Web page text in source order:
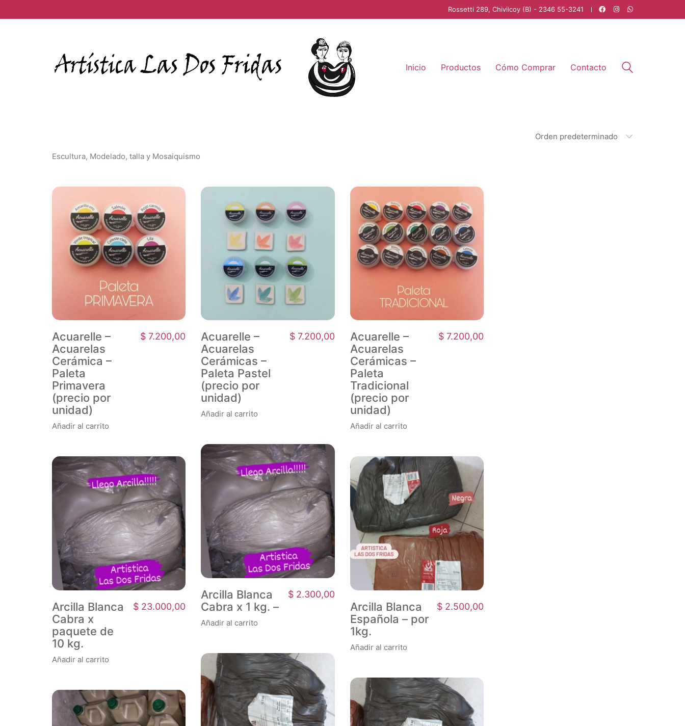
Rossetti 289, Chivilcoy (B) - 2346 55-3241
Inicio Productos Cómo Comprar Contacto
Orden predeterminado
Escultura, Modelado, talla y Mosaiquismo
Acuarelle –
Acuarelas
Cerámica –
Paleta
Primavera
(precio por
unidad)
Añadir al carrito
$ 7.200,00
Acuarelle –
Acuarelas
Cerámicas –
Paleta Pastel
(precio por
unidad)
Añadir al carrito
$7.200,00
Acuarelle –
Acuarelas
Cerámicas –
Paleta
Tradicional
(precio por
unidad)
Añadir al carrito
$ 7.200,00
Arcilla Blanca
Cabra x 1 kg. –
Añadir al carrito
$2.300,00
Arcilla Blanca
Cabra x
paquete de
10 kg.
Añadir al carrito
$ 23.000,00
Arcilla Blanca
Española – por
1kg.
Añadir al carrito
$ 2.500,00